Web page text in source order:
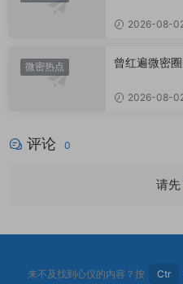
2026-08-
微密热点
曾红遍微密
2026-08-
评论 0
请先
来不及找到心仪的内容？按 Ctr